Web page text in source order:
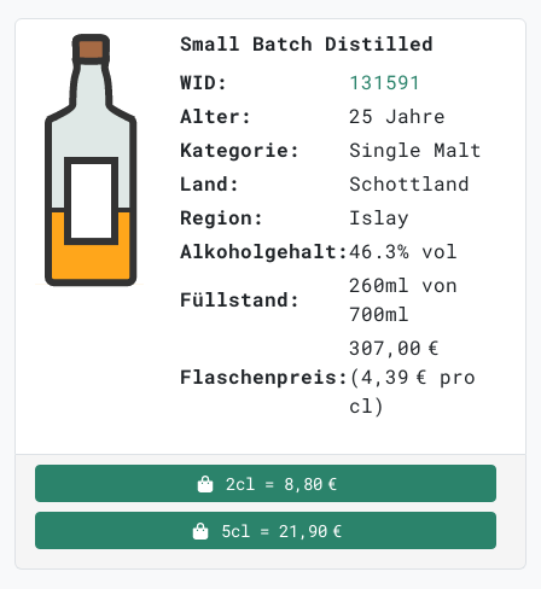
Small Batch Distilled
WID:
131591
Alter:
25 Jahre
Kategorie:
Single Malt
Land:
Schottland
Region:
Islay
Alkoholgehalt:46.3% vol
Füllstand:
260ml von
700ml
Flaschenpreis:
307,00 €
(4,39 € pro
cl)
2cl = 8,80 €
5cl = 21,90 €